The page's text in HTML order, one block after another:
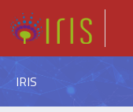
IRIS